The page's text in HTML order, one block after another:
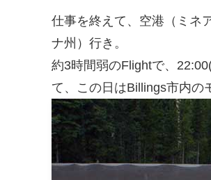
仕事を終えて、空港（ミネ
ナ州）行き。
約3時間弱のFlightで、
て、この日はBillings市内の